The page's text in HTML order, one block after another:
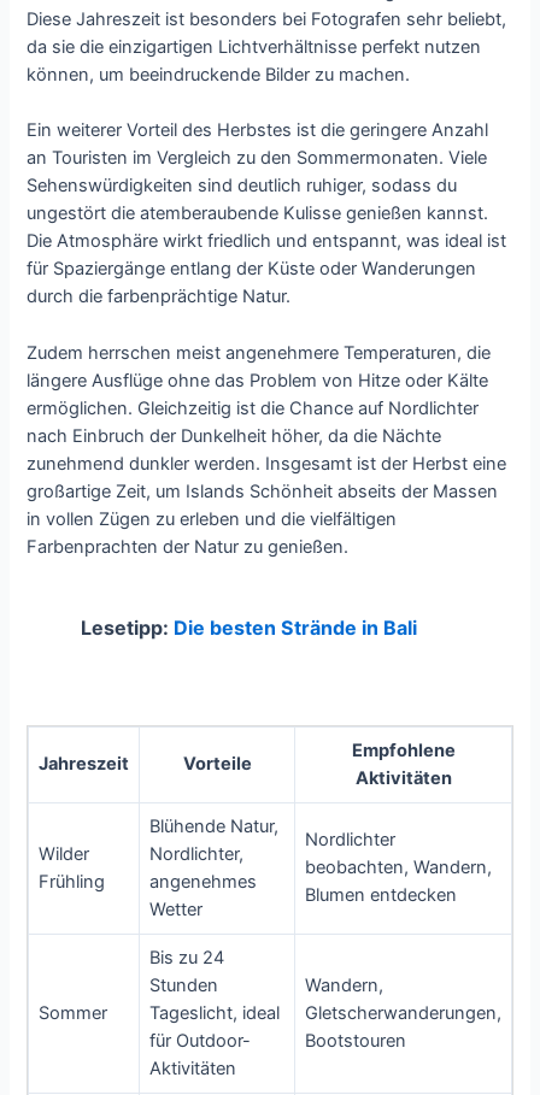
Diese Jahreszeit ist besonders bei Fotografen sehr beliebt,
da sie die einzigartigen Lichtverhältnisse perfekt nutzen
können, um beeindruckende Bilder zu machen.
Ein weiterer Vorteil des Herbstes ist die geringere Anzahl
an Touristen im Vergleich zu den Sommermonaten. Viele
Sehenswürdigkeiten sind deutlich ruhiger, sodass du
ungestört die atemberaubende Kulisse genießen kannst.
Die Atmosphäre wirkt friedlich und entspannt, was ideal ist
für Spaziergänge entlang der Küste oder Wanderungen
durch die farbenprächtige Natur.
Zudem herrschen meist angenehmere Temperaturen, die
längere Ausflüge ohne das Problem von Hitze oder Kälte
ermöglichen. Gleichzeitig ist die Chance auf Nordlichter
nach Einbruch der Dunkelheit höher, da die Nächte
zunehmend dunkler werden. Insgesamt ist der Herbst eine
großartige Zeit, um Islands Schönheit abseits der Massen
in vollen Zügen zu erleben und die vielfältigen
Farbenprachten der Natur zu genießen.
Lesetipp: Die besten Strände in Bali
Jahreszeit Vorteile
Empfohlene
Aktivitäten
Wilder
Frühling
Blühende Natur,
Nordlichter,
angenehmes
Wetter
Nordlichter
beobachten, Wandern,
Blumen entdecken
Sommer
Bis zu 24
Stunden
Tageslicht, ideal
für Outdoor-
Aktivitäten
Wandern,
Gletscherwanderungen,
Bootstouren